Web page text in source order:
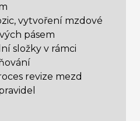
vytvoření mzdové
pásem
složky v rámci
revize mezd